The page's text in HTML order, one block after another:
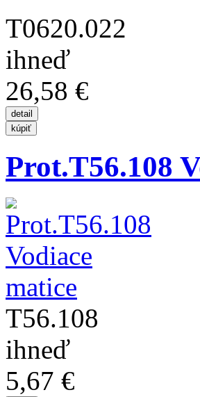
T0620.022
ihneď
26,58 €
Prot.T56.108
T56.108
ihneď
5,67 €